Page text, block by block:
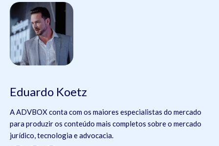
Eduardo Koetz
A ADVBOX conta com os maiores especialistas do mercado
para produzir os conteúdo mais completos sobre o mercado
jurídico, tecnologia e advocacia.